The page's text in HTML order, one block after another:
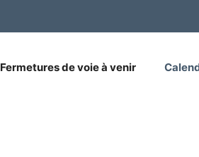
Fermetures de voie à venir